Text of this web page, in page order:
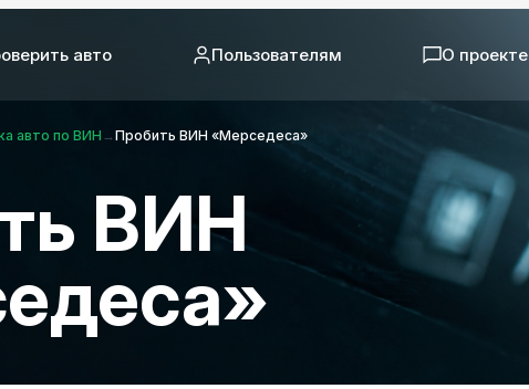
авто Пользователям О проекте
авто по ВИН → Пробить ВИН «Мерседеса»
ВИН